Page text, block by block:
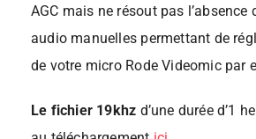
AGC mais ne résout pas l’absence
audio manuelles permettant de
de votre micro Rode Videomic par
Le fichier 19khz d’une durée d’1